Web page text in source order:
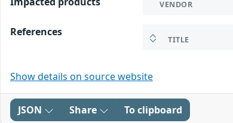
VENDOR
References
TITLE
Show details on source website
JSON Share To clipboard